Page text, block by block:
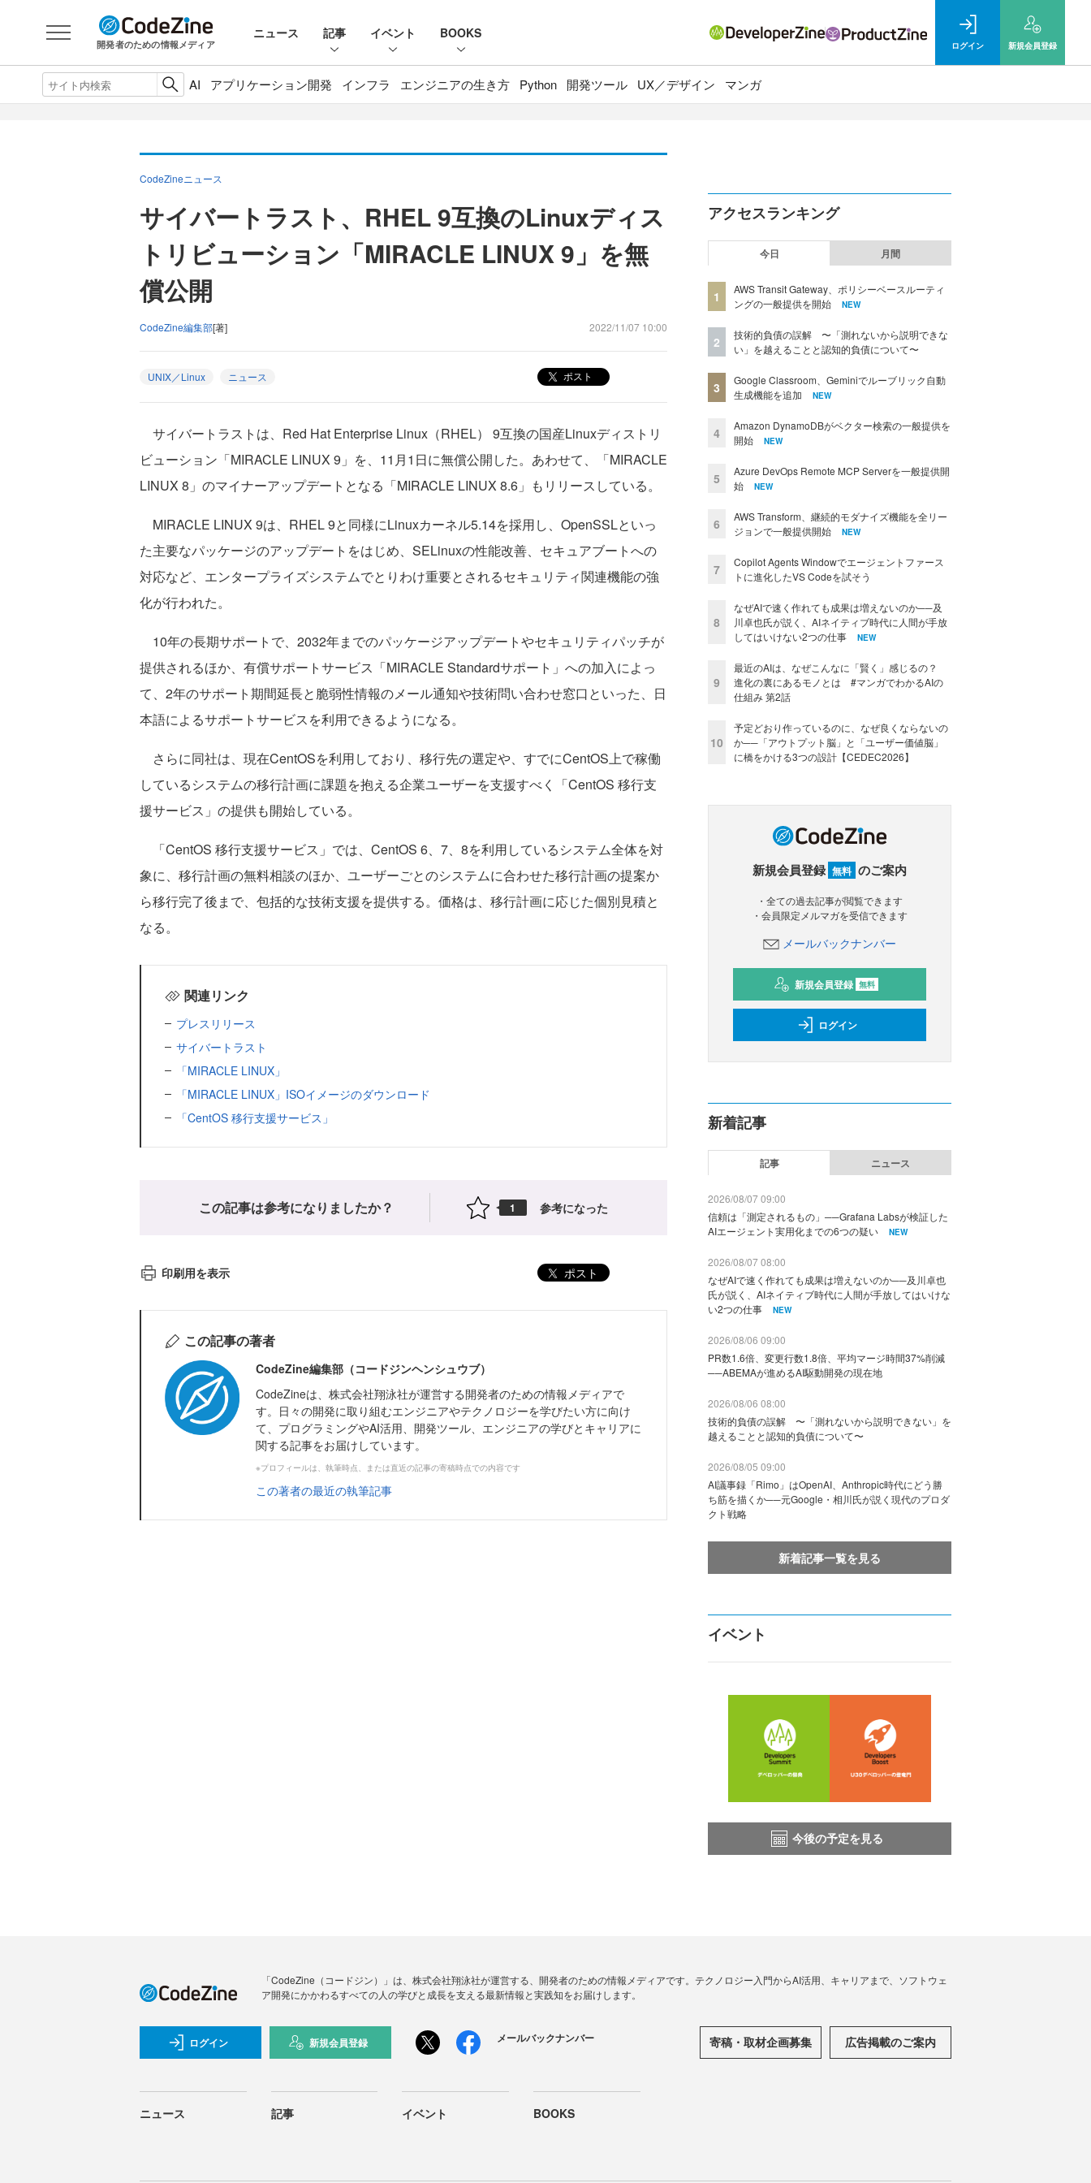
開発者のための情報メディア
ニュース 記事 イベント BOOKS
ログイン 新規会員登録
AI アプリケーション開発 インフラ エンジニアの生き方 Python 開発ツール UX／デザイン マンガ
CodeZineニュース
サイバートラスト、RHEL 9互換のLinuxディス
トリビューション「MIRACLE LINUX 9」を無
償公開
CodeZine編集部[著] 2022/11/07 10:00
UNIX／Linux ニュース ポスト
サイバートラストは、Red Hat Enterprise Linux（RHEL） 9互換の国産Linuxディストリ
ビューション「MIRACLE LINUX 9」を、11月1日に無償公開した。あわせて、「MIRACLE
LINUX 8」のマイナーアップデートとなる「MIRACLE LINUX 8.6」もリリースしている。
MIRACLE LINUX 9は、RHEL 9と同様にLinuxカーネル5.14を採用し、OpenSSLといっ
た主要なパッケージのアップデートをはじめ、SELinuxの性能改善、セキュアブートへの
対応など、エンタープライズシステムでとりわけ重要とされるセキュリティ関連機能の強
化が行われた。
10年の長期サポートで、2032年までのパッケージアップデートやセキュリティパッチが
提供されるほか、有償サポートサービス「MIRACLE Standardサポート」への加入によっ
て、2年のサポート期間延長と脆弱性情報のメール通知や技術問い合わせ窓口といった、日
本語によるサポートサービスを利用できるようになる。
さらに同社は、現在CentOSを利用しており、移行先の選定や、すでにCentOS上で稼働
しているシステムの移行計画に課題を抱える企業ユーザーを支援すべく「CentOS 移行支
援サービス」の提供も開始している。
「CentOS 移行支援サービス」では、CentOS 6、7、8を利用しているシステム全体を対
象に、移行計画の無料相談のほか、ユーザーごとのシステムに合わせた移行計画の提案か
ら移行完了後まで、包括的な技術支援を提供する。価格は、移行計画に応じた個別見積と
なる。
関連リンク
プレスリリース
サイバートラスト
「MIRACLE LINUX」
「MIRACLE LINUX」ISOイメージのダウンロード
「CentOS 移行支援サービス」
この記事は参考になりましたか？ 1 参考になった
印刷用を表示 ポスト
この記事の著者
CodeZine編集部（コードジンヘンシュウブ）
CodeZineは、株式会社翔泳社が運営する開発者のための情報メディアで
す。日々の開発に取り組むエンジニアやテクノロジーを学びたい方に向け
て、プログラミングやAI活用、開発ツール、エンジニアの学びとキャリアに
関する記事をお届けしています。
※プロフィールは、執筆時点、または直近の記事の寄稿時点での内容です
この著者の最近の執筆記事
アクセスランキング
今日 月間
1
AWS Transit Gateway、ポリシーベースルーティ
ングの一般提供を開始
NEW
2
技術的負債の誤解 〜「測れないから説明できな
い」を越えることと認知的負債について〜
3
Google Classroom、Geminiでルーブリック自動
生成機能を追加
NEW
4
Amazon DynamoDBがベクター検索の一般提供を
開始
NEW
5
Azure DevOps Remote MCP Serverを一般提供開
始
NEW
6
AWS Transform、継続的モダナイズ機能を全リー
ジョンで一般提供開始
NEW
7
Copilot Agents Windowでエージェントファース
トに進化したVS Codeを試そう
8
なぜAIで速く作れても成果は増えないのか──及
川卓也氏が説く、AIネイティブ時代に人間が手放
してはいけない2つの仕事
NEW
9
最近のAIは、なぜこんなに「賢く」感じるの？
進化の裏にあるモノとは #マンガでわかるAIの
仕組み 第2話
10
予定どおり作っているのに、なぜ良くならないの
か──「アウトプット脳」と「ユーザー価値脳」
に橋をかける3つの設計【CEDEC2026】
新規会員登録 無料 のご案内
・全ての過去記事が閲覧できます
・会員限定メルマガを受信できます
メールバックナンバー
新規会員登録 無料
ログイン
新着記事
記事 ニュース
2026/08/07 09:00
信頼は「測定されるもの」──Grafana Labsが検証した
AIエージェント実用化までの6つの疑い
NEW
2026/08/07 08:00
なぜAIで速く作れても成果は増えないのか──及川卓也
氏が説く、AIネイティブ時代に人間が手放してはいけな
い2つの仕事
NEW
2026/08/06 09:00
PR数1.6倍、変更行数1.8倍、平均マージ時間37%削減
──ABEMAが進めるAI駆動開発の現在地
2026/08/06 08:00
技術的負債の誤解 〜「測れないから説明できない」を
越えることと認知的負債について〜
2026/08/05 09:00
AI議事録「Rimo」はOpenAI、Anthropic時代にどう勝
ち筋を描くか──元Google・相川氏が説く現代のプロダ
クト戦略
新着記事一覧を見る
イベント
今後の予定を見る
「CodeZine（コードジン）」は、株式会社翔泳社が運営する、開発者のための情報メディアです。テクノロジー入門からAI活用、キャリアまで、ソフトウェ
ア開発にかかわるすべての人の学びと成長を支える最新情報と実践知をお届けします。
ログイン 新規会員登録 メールバックナンバー 寄稿・取材企画募集 広告掲載のご案内
ニュース 記事 イベント BOOKS